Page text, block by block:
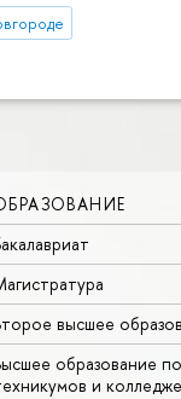
высшее
образование
и